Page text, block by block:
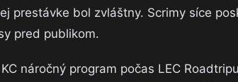
prestávke bol zvláštny. Scrimy síce
pred publikom.
náročný program počas LEC